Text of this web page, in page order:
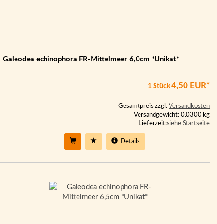
Galeodea echinophora FR-Mittelmeer 6,0cm *Unikat*
1 Stück4,50 EUR*
Gesamtpreis zzgl. Versandkosten
Versandgewicht: 0.0300 kg
Lieferzeit:siehe Startseite
Details